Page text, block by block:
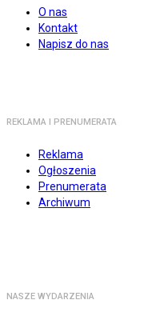
O nas
Kontakt
Napisz do nas
REKLAMA I PRENUMERATA
Reklama
Ogłoszenia
Prenumerata
Archiwum
NASZE WYDARZENIA